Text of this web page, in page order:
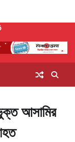
আসামির